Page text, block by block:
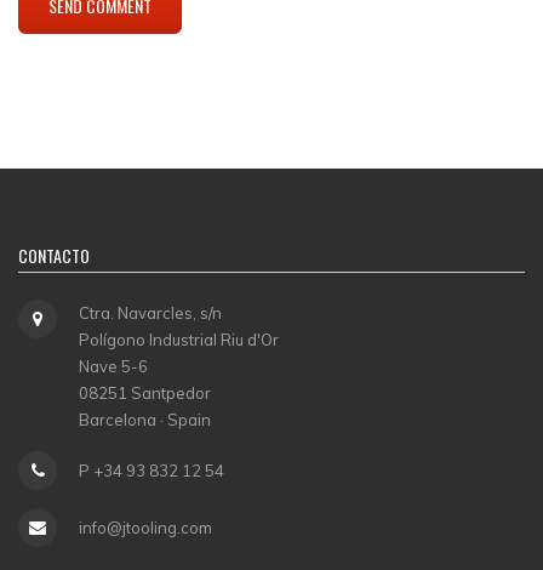
CONTACTO
Ctra. Navarcles, s/n
Polígono Industrial Riu d'Or
Nave 5-6
08251 Santpedor
Barcelona · Spain
P +34 93 832 12 54
info@jtooling.com